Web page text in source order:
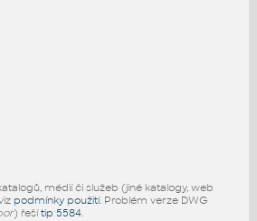
médií či služeb (jiné katalogy, web
podmínky použití. Problém verze DWG
) řešítip 5584.